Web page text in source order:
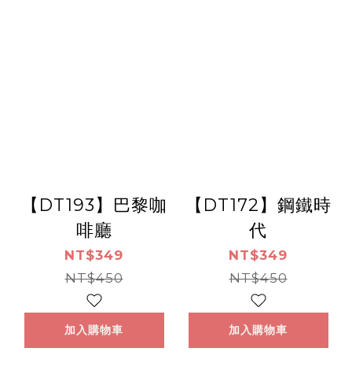
【DT193】巴黎咖
啡廳
NT$349
NT$450
加入購物車
【DT172】鋼鐵時
代
NT$349
NT$450
加入購物車